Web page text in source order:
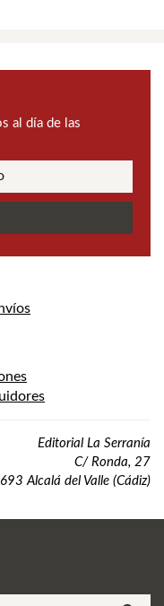
al día de las
Editorial La Serranía
C/ Ronda, 27
Alcalá del Valle (Cádiz)